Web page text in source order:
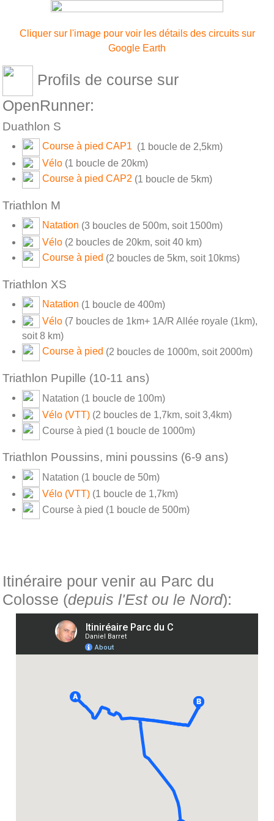
Cliquer sur l'image pour voir les détails des circuits sur
Google Earth
Profils de course sur
OpenRunner:
Duathlon S
Course à pied CAP1 (1 boucle de 2,5km)
Vélo (1 boucle de 20km)
Course à pied CAP2 (1 boucle de 5km)
Triathlon M
Natation (3 boucles de 500m, soit 1500m)
Vélo (2 boucles de 20km, soit 40 km)
Course à pied (2 boucles de 5km, soit 10kms)
Triathlon XS
Natation (1 boucle de 400m)
Vélo (7 boucles de 1km+ 1A/R Allée royale (1km),
soit 8 km)
Course à pied (2 boucles de 1000m, soit 2000m)
Triathlon Pupille (10-11 ans)
Natation (1 boucle de 100m)
Vélo (VTT) (2 boucles de 1,7km, soit 3,4km)
Course à pied (1 boucle de 1000m)
Triathlon Poussins, mini poussins (6-9 ans)
Natation (1 boucle de 50m)
Vélo (VTT) (1 boucle de 1,7km)
Course à pied (1 boucle de 500m)
Itinéraire pour venir au Parc du
Colosse (depuis l'Est ou le Nord):